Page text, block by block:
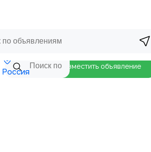
Россия
Разместить объявление